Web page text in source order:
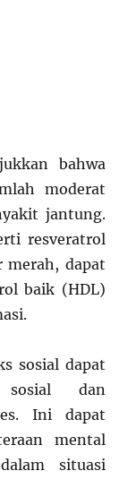
bahwa
moderat
jantung.
resveratrol
merah, dapat
baik (HDL)
sosial dapat
sosial dan
Ini dapat
mental
situasi